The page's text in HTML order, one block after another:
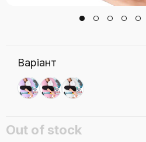
Варіант
Out of stock